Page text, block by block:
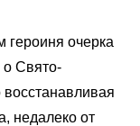
героиня очерка
о Свято-
недалеко от